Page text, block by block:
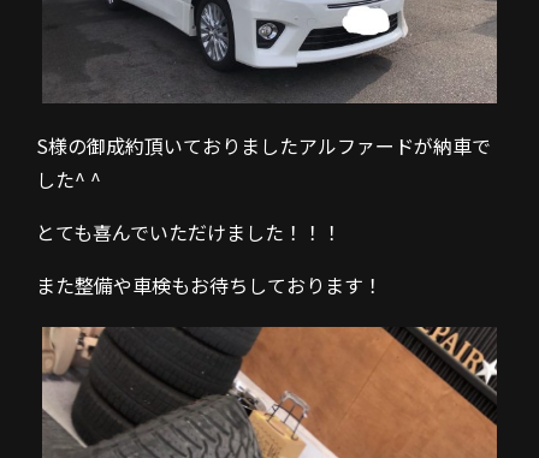
S様の御成約頂いておりましたアルファードが納車で
した^ ^
とても喜んでいただけました！！！
また整備や車検もお待ちしております！